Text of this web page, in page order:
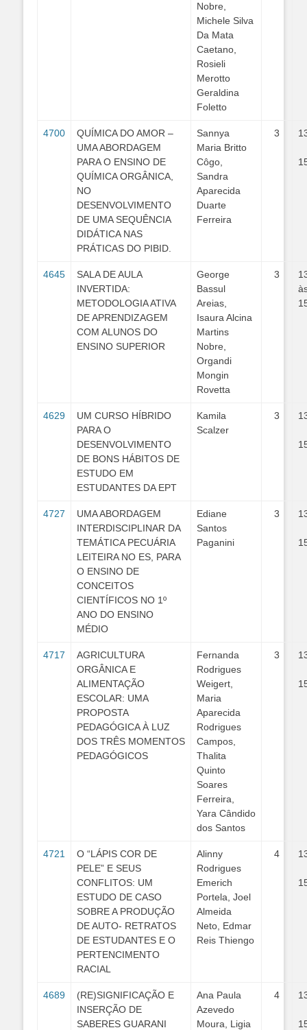
Nobre,
Michele Silva
Da Mata
Caetano,
Rosieli
Merotto
Geraldina
Foletto
4700
QUÍMICA DO AMOR –
UMA ABORDAGEM
PARA O ENSINO DE
QUÍMICA ORGÂNICA,
NO
DESENVOLVIMENTO
DE UMA SEQUÊNCIA
DIDÁTICA NAS
PRÁTICAS DO PIBID.
Sannya
Maria Britto
Côgo,
Sandra
Aparecida
Duarte
Ferreira
3
4645
SALA DE AULA
INVERTIDA:
METODOLOGIA ATIVA
DE APRENDIZAGEM
COM ALUNOS DO
ENSINO SUPERIOR
George
Bassul
Areias,
Isaura Alcina
Martins
Nobre,
Organdi
Mongin
Rovetta
3
4629
UM CURSO HÍBRIDO
PARA O
DESENVOLVIMENTO
DE BONS HÁBITOS DE
ESTUDO EM
ESTUDANTES DA EPT
Kamila
Scalzer
3
4727
UMA ABORDAGEM
INTERDISCIPLINAR DA
TEMÁTICA PECUÁRIA
LEITEIRA NO ES, PARA
O ENSINO DE
CONCEITOS
CIENTÍFICOS NO 1º
ANO DO ENSINO
MÉDIO
Ediane
Santos
Paganini
3
4717
AGRICULTURA
ORGÂNICA E
ALIMENTAÇÃO
ESCOLAR: UMA
PROPOSTA
PEDAGÓGICA À LUZ
DOS TRÊS MOMENTOS
PEDAGÓGICOS
Fernanda
Rodrigues
Weigert,
Maria
Aparecida
Rodrigues
Campos,
Thalita
Quinto
Soares
Ferreira,
Yara Cândido
dos Santos
3
4721
O “LÁPIS COR DE
PELE” E SEUS
CONFLITOS: UM
ESTUDO DE CASO
SOBRE A PRODUÇÃO
DE AUTO- RETRATOS
DE ESTUDANTES E O
PERTENCIMENTO
RACIAL
Alinny
Rodrigues
Emerich
Portela, Joel
Almeida
Neto, Edmar
Reis Thiengo
4
4689
(RE)SIGNIFICAÇÃO E
INSERÇÃO DE
SABERES GUARANI
Ana Paula
Azevedo
Moura, Ligia
4